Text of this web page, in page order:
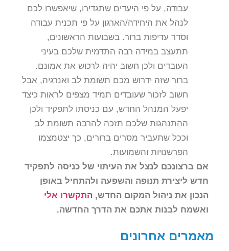
עבודה, על פי היעדים שתגדירו, שיאפשרו לכם
לנהל את היחידה/הארגון על פי תכנית עבודה
וסדר עדיפות ברור. בשבועות הראשונים,
תתעצב במידה רבה התדמית שלכם בעיני
העובדים ולכן חשוב יהיה לרכוש את אמונם.
ברור שזה ידרוש מכם תשומת לב ואנרגיה, אבל
חשוב לזכור שעובדים תמיד מצפים לראות כיצד
יפעל המנהל החדש, עם כניסתו לתפקיד ולכן
ההתנהגות שלכם תזכה להרבה תשומת לב
וככל שתעביר מסרים ברורים, כך יצטמצמו
הפרשנויות והשמועות.
אם ברצונכם לנצל את העיתוי של כניסה לתפקיד
חדש ליצירת תנופה והשפעה ולהתחיל באופן
הנכון את ניהול המקום החדש, התקשרו אלי
ואשמח לבנות אתכם את הדרך החדשה.
מאמרים אחרונים